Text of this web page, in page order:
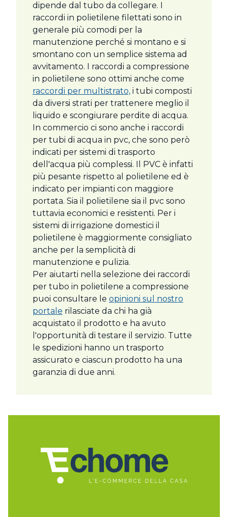
dipende dal tubo da collegare. I
raccordi in polietilene filettati sono in
generale più comodi per la
manutenzione perché si montano e si
smontano con un semplice sistema ad
avvitamento. I raccordi a compressione
in polietilene sono ottimi anche come
raccordi per multistrato, i tubi composti
da diversi strati per trattenere meglio il
liquido e scongiurare perdite di acqua.
In commercio ci sono anche i raccordi
per tubi di acqua in pvc, che sono però
indicati per sistemi di trasporto
dell'acqua più complessi. Il PVC è infatti
più pesante rispetto al polietilene ed è
indicato per impianti con maggiore
portata. Sia il polietilene sia il pvc sono
tuttavia economici e resistenti. Per i
sistemi di irrigazione domestici il
polietilene è maggiormente consigliato
anche per la semplicità di
manutenzione e pulizia.
Per aiutarti nella selezione dei raccordi
per tubo in polietilene a compressione
puoi consultare le opinioni sul nostro
portale rilasciate da chi ha già
acquistato il prodotto e ha avuto
l'opportunità di testare il servizio. Tutte
le spedizioni hanno un trasporto
assicurato e ciascun prodotto ha una
garanzia di due anni.